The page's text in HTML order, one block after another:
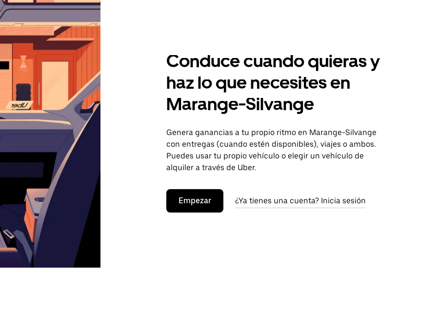
Conduce cuando quieras y
haz lo que necesites en
Marange-Silvange
Genera ganancias a tu propio ritmo en Marange-Silvange
con entregas (cuando estén disponibles), viajes o ambos.
Puedes usar tu propio vehículo o elegir un vehículo de
alquiler a través de Uber.
Empezar ¿Ya tienes una cuenta? Inicia sesión